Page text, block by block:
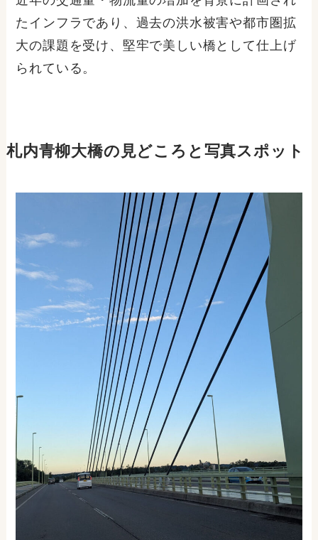
たインフラであり、過去の洪水被害や都市圏拡
大の課題を受け、堅牢で美しい橋として仕上げ
られている。
札内青柳大橋の見どころと写真スポット